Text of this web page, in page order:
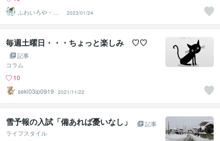
ふわいろや・薄
毛、抜け毛専門
美容師
2023/01/24
毎週土曜日・・・ちょっと楽しみ ♡♡
記事
コラム
10
seki03jp0919
2021/11/22
雪予報の入試「備あれば憂いなし」
記事
ライフスタイル